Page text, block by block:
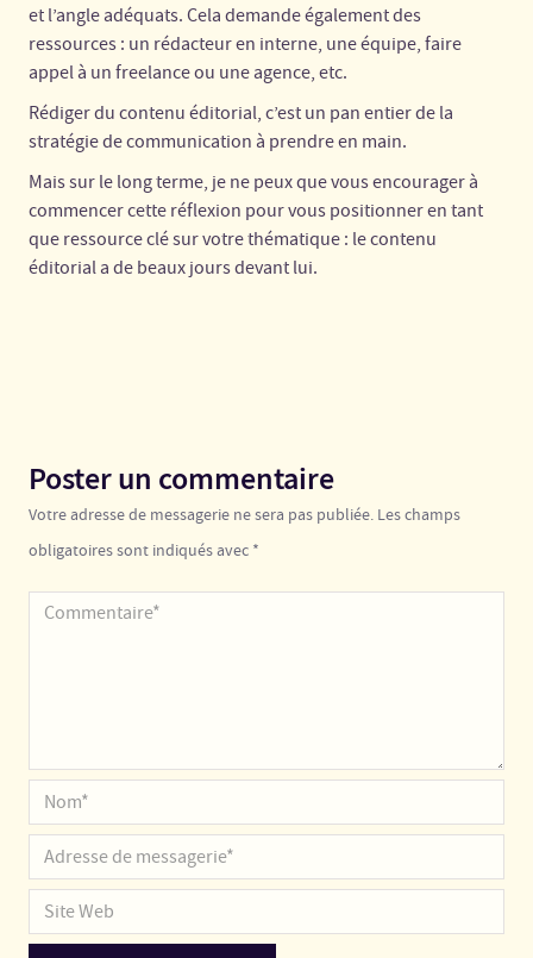
et l’angle adéquats. Cela demande également des
ressources : un rédacteur en interne, une équipe, faire
appel à un freelance ou une agence, etc.
Rédiger du contenu éditorial, c’est un pan entier de la
stratégie de communication à prendre en main.
Mais sur le long terme, je ne peux que vous encourager à
commencer cette réflexion pour vous positionner en tant
que ressource clé sur votre thématique : le contenu
éditorial a de beaux jours devant lui.
Poster un commentaire
Votre adresse de messagerie ne sera pas publiée. Les champs
obligatoires sont indiqués avec *